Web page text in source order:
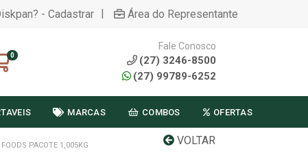
- Cadastrar | Área do Representante
0
Fale Conosco
(27) 3246-8500
(27) 99789-6252
MARCAS COMBOS OFERTAS
VOLTAR
PACOTE 1,005KG